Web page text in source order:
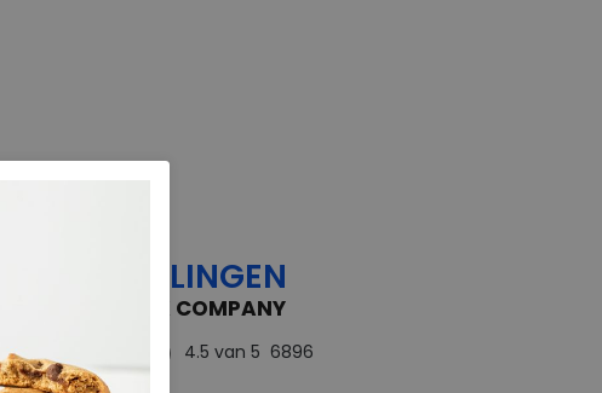
BEOORDELINGEN
THE FEEDBACK COMPANY
4.5 van 5 6896
beoordelingen